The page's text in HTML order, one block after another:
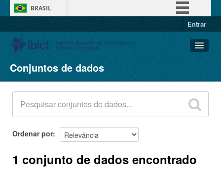
BRASIL
Entrar
Conjuntos de dados
Organizações
Grupos
Sobre
Conjuntos de dados
Ordenar por
1 conjunto de dados encontrado